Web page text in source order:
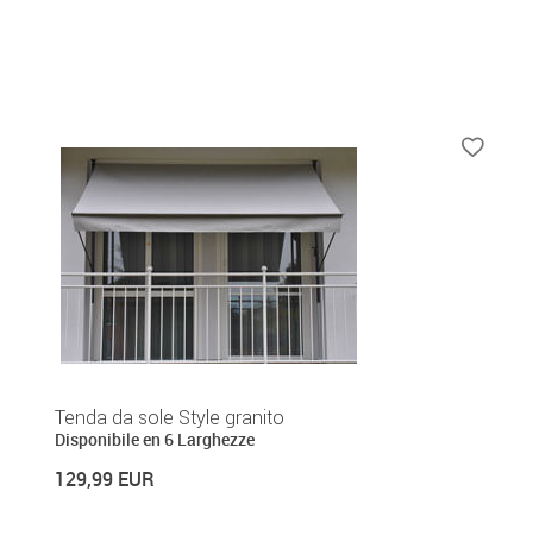
Tenda da sole Style granito
Disponibile en 6 Larghezze
129,99 EUR